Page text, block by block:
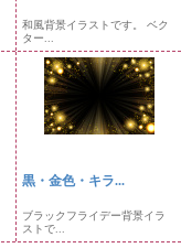
和風背景イラストです。 ベク
ター...
黒・金色・キラ...
ブラックフライデー背景イラ
ストで...